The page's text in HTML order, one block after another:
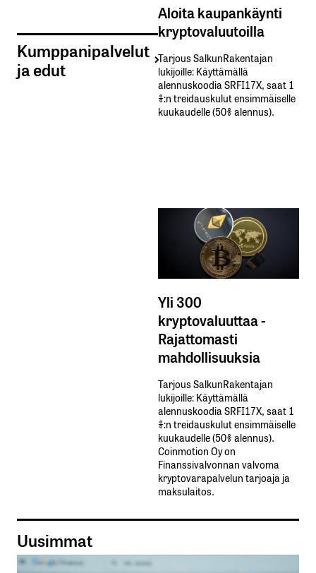
Kumppanipalvelut
ja edut
Aloita kaupankäynti
kryptovaluutoilla
Tarjous SalkunRakentajan
lukijoille: Käyttämällä​ ​
alennuskoodia​ ​SRFI17X,​ ​saat​ ​1
%:n treidauskulut​ ​ensimmäiselle​ ​
kuukaudelle​ ​(50%​ ​alennus).
Yli 300
kryptovaluuttaa -
Rajattomasti
mahdollisuuksia
Tarjous SalkunRakentajan
lukijoille: Käyttämällä​ ​
alennuskoodia​ ​SRFI17X,​ ​saat​ ​1
%:n treidauskulut​ ​ensimmäiselle​ ​
kuukaudelle​ ​(50%​ ​alennus).
Coinmotion Oy on
Finanssivalvonnan valvoma
kryptovarapalvelun tarjoaja ja
maksulaitos.
Uusimmat